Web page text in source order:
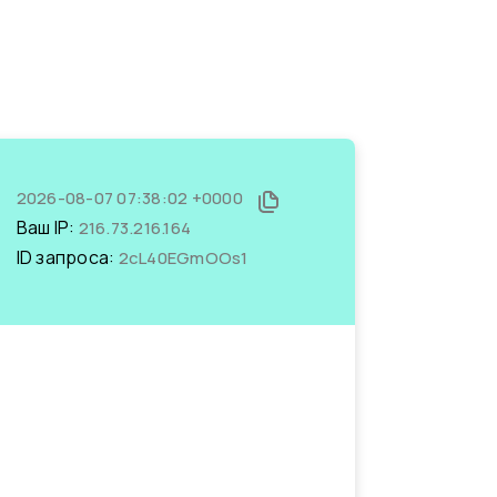
2026-08-07 07:38:02 +0000
Ваш IP: 216.73.216.164
ID запроса: 2cL40EGmOOs1